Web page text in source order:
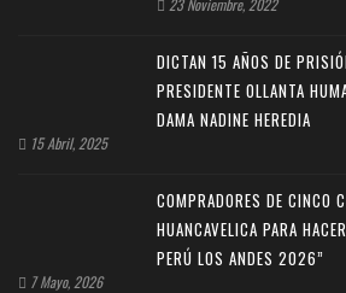
DICTAN 15 AÑOS DE
PRESIDENTE OLLANTA
DAMA NADINE HEREDIA
15 Abril, 2025
COMPRADORES DE CINCO
HUANCAVELICA PARA
PERÚ LOS ANDES 2026”
7 Mayo, 2026